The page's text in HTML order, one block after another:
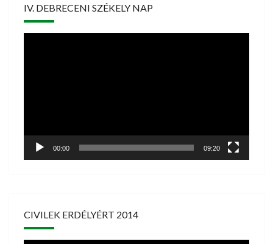
IV. DEBRECENI SZÉKELY NAP
00:00 09:20
CIVILEK ERDÉLYÉRT 2014